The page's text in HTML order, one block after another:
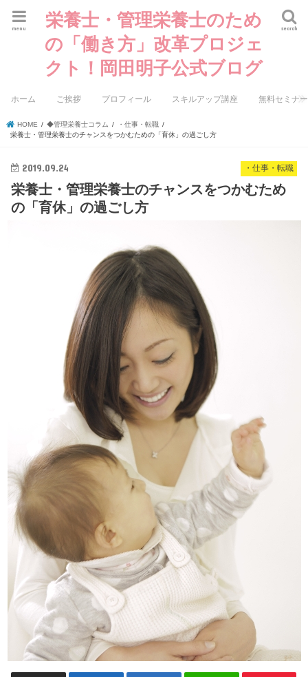
栄養士・管理栄養士のため
の「働き方」改革プロジェ
クト！岡田明子公式ブログ
search
menu
ホーム ご挨拶 プロフィール スキルアップ講座 無料セミナー
HOME ◆管理栄養士コラム
・仕事・転職
栄養士・管理栄養士のチャンスをつかむための「育休」の過ごし方
・仕事・転職
2019.09.24
栄養士・管理栄養士のチャンスをつかむため
の「育休」の過ごし方